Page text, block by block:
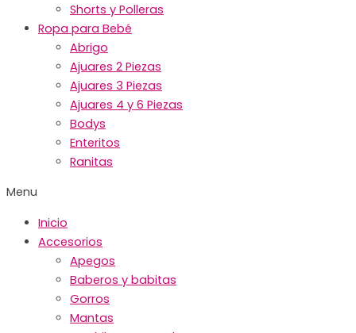
Shorts y Polleras
Ropa para Bebé
Abrigo
Ajuares 2 Piezas
Ajuares 3 Piezas
Ajuares 4 y 6 Piezas
Bodys
Enteritos
Ranitas
Menu
Inicio
Accesorios
Apegos
Baberos y babitas
Gorros
Mantas